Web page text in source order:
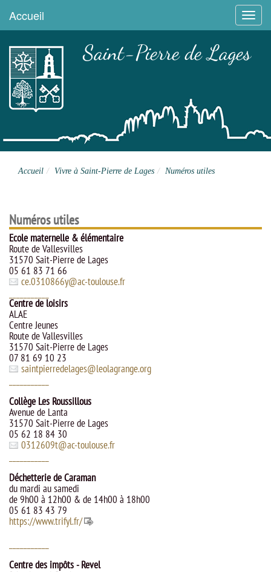
Menu
Accueil
Saint-Pierre de Lages
Site officiel
Accueil Vivre à Saint-Pierre de Lages Numéros utiles
Numéros utiles
Ecole maternelle & élémentaire
Route de Vallesvilles
31570 Sait-Pierre de Lages
05 61 83 71 66
ce.0310866y@ac-toulouse.fr
Centre de loisirs
ALAE
Centre Jeunes
Route de Vallesvilles
31570 Sait-Pierre de Lages
07 81 69 10 23
saintpierredelages@leolagrange.org
Collège Les Roussillous
Avenue de Lanta
31570 Sait-Pierre de Lages
05 62 18 84 30
0312609t@ac-toulouse.fr
Déchetterie de Caraman
du mardi au samedi
de 9h00 à 12h00 & de 14h00 à 18h00
05 61 83 43 79
https://www.trifyl.fr/
Centre des impôts - Revel